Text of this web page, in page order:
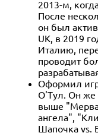
2013-м,
После
он был
UK, в 2019
Италию,
проводит
Оформил
О'Тул. Он же
выше
ангела",
Шапочка vs.